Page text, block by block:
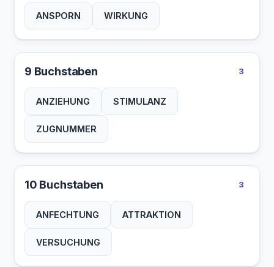
ANSPORN WIRKUNG
9 Buchstaben 3
ANZIEHUNG STIMULANZ
ZUGNUMMER
10 Buchstaben 3
ANFECHTUNG ATTRAKTION
VERSUCHUNG